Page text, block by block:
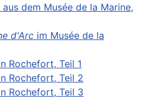
dem Musée de la Marine,
d'Arc im Musée de la
Rochefort, Teil 1
Rochefort, Teil 2
Rochefort, Teil 3